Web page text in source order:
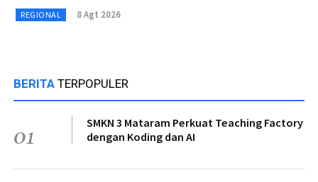
REGIONAL 8 Agt 2026
BERITA TERPOPULER
01
SMKN 3 Mataram Perkuat Teaching Factory
dengan Koding dan AI